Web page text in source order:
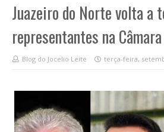
Juazeiro do Norte volta a
representantes na
Blog do Jocelio Leite terça-feira,